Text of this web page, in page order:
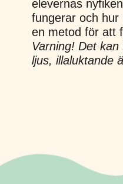
elevernas
fungerar och hur
en metod för att
Varning! Det
ljus, illaluktande